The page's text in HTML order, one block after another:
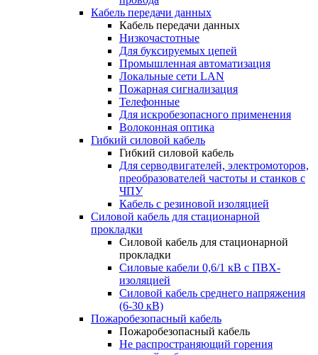
Кабель передачи данных
Кабель передачи данных
Низкочастотные
Для буксируемых цепей
Промышленная автоматизация
Локальные сети LAN
Пожарная сигнализация
Телефонные
Для искробезопасного применения
Волоконная оптика
Гибкий силовой кабель
Гибкий силовой кабель
Для серводвигателей, электромоторов,
преобразователей частоты и станков с
ЧПУ
Кабель с резиновой изоляцией
Силовой кабель для стационарной
прокладки
Силовой кабель для стационарной
прокладки
Силовые кабели 0,6/1 кВ с ПВХ-
изоляцией
Силовой кабель среднего напряжения
(6-30 кВ)
Пожаробезопасный кабель
Пожаробезопасный кабель
Не распространяющий горения